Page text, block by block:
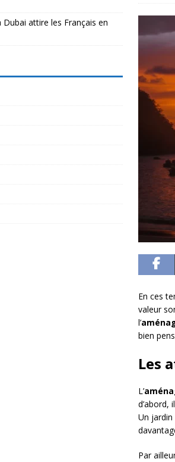
En ces
valeur
l’
bien
Les
L’
d’abord,
Un
Par
attire les Français en